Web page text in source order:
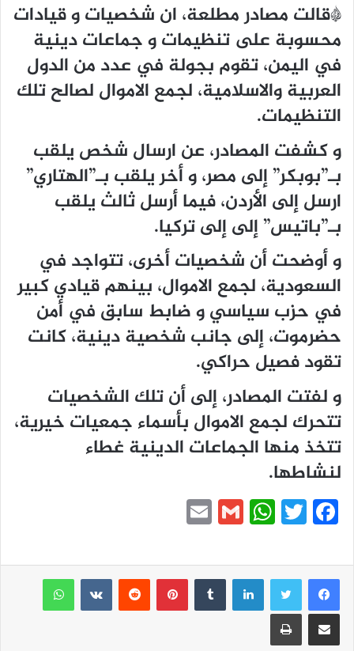
*قالت مصادر مطلعة، ان شخصيات و قيادات
محسوبة على تنظيمات و جماعات دينية
في اليمن، تقوم بجولة في عدد من الدول
العربية والاسلامية، لجمع الاموال لصالح تلك
التنظيمات.
و كشفت المصادر، عن ارسال شخص يلقب
بـ”بوبكر” إلى مصر، و أخر يلقب بـ”الهتاري”
ارسل إلى الأردن، فيما أرسل ثالث يلقب
بـ”باتيس” إلى إلى تركيا.
و أوضحت أن شخصيات أخرى، تتواجد في
السعودية، لجمع الاموال، بينهم قيادي كبير
في حزب سياسي و ضابط سابق في أمن
حضرموت، إلى جانب شخصية دينية، كانت
تقود فصيل حراكي.
و لفتت المصادر، إلى أن تلك الشخصيات
تتحرك لجمع الاموال بأسماء جمعيات خيرية،
تتخذ منها الجماعات الدينية غطاء
لنشاطها.
F
c
e
b
o
T
itt
er
W
at
s
A
G
ai
l
ai
l
لينكدإن بينتيريست واتساب
مشاركة عبر البريد طباعة